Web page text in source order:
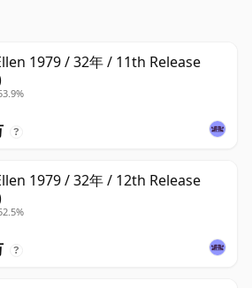
1979 / 32年 / 11th Release
?
1979 / 32年 / 12th Release
?